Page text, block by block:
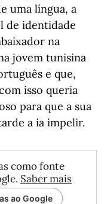
uma língua, a
de identidade
na
jovem tunisina
e que,
isso queria
para que a sua
a ia impelir.
como fonte
Saber mais
ao Google